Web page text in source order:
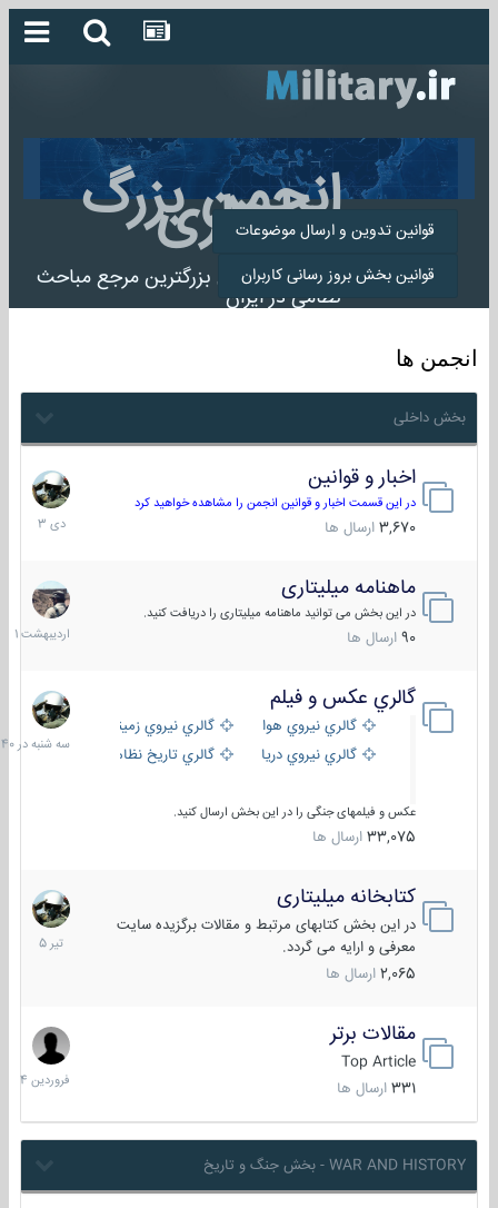
انجمن بزرگ
میلیتاری
انجمن میلیتاری بزرگترین مرجع مباحث
نظامی در ایران
قوانین تدوین و ارسال موضوعات
قوانین بخش بروز رسانی کاربران
انجمن ها
بخش داخلی
اخبار و قوانین
در این قسمت اخبار و قوانین انجمن را مشاهده خواهید کرد
3,670 ارسال ها
22
دی
1403
ماهنامه میلیتاری
در این بخش می توانید ماهنامه میلیتاری را دریافت کنید.
90 ارسال ها
30
1401
گالري عكس و فيلم
گالري نيروي هوايي
گالري نيروي زميني
گالري نيروي دريايي
گالري تاریخ نظامی
عکس و فیلمهای جنگی را در این بخش ارسال کنید.
33,075 ارسال ها
سه
شنبه
در
کتابخانه میلیتاری
در این بخش کتابهای مرتبط و مقالات برگزیده سایت
معرفی و ارایه می گردد.
2,065 ارسال ها
16
تیر
1405
مقالات برتر
Top Article
331 ارسال ها
29
فروردین
1404
WAR AND HISTORY - بخش جنگ و تاریخ